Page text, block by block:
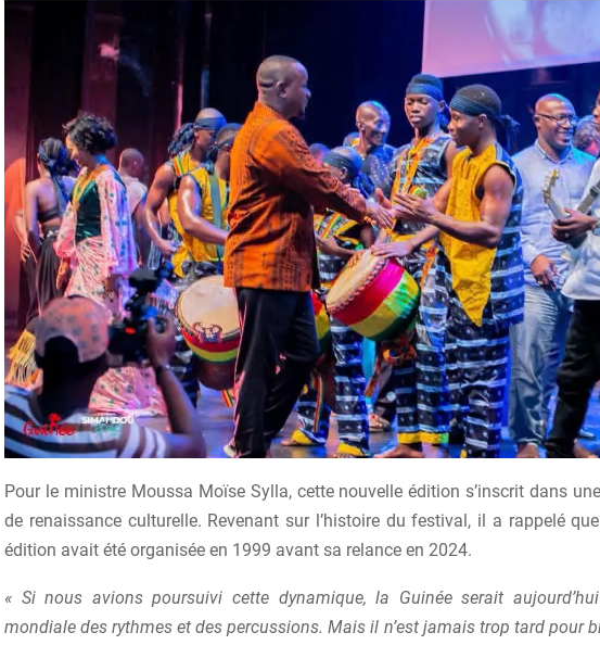
Pour le ministre Moussa Moïse Sylla, cette nouvelle édition s’inscrit dans
de renaissance culturelle. Revenant sur l’histoire du festival, il a rappelé
édition avait été organisée en 1999 avant sa relance en 2024.
« Si nous avions poursuivi cette dynamique, la Guinée serait
mondiale des rythmes et des percussions. Mais il n’est jamais trop tard pour